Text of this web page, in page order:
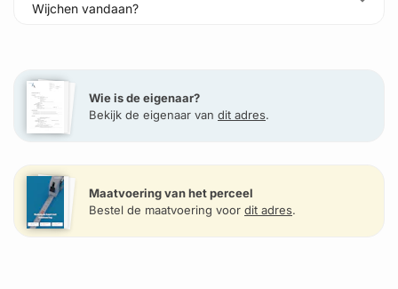
Wijchen vandaan?
Wie is de eigenaar?
Bekijk de eigenaar van dit adres.
Maatvoering van het perceel
Bestel de maatvoering voor dit adres.